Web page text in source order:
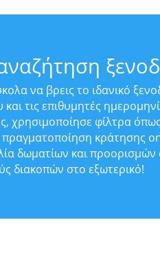
να βρεις το ιδανικό
τις επιθυμητές
χρησιμοποίησε φίλτρα
πραγματοποίηση κράτησης
δωματίων και
διακοπών στο εξωτερικό!